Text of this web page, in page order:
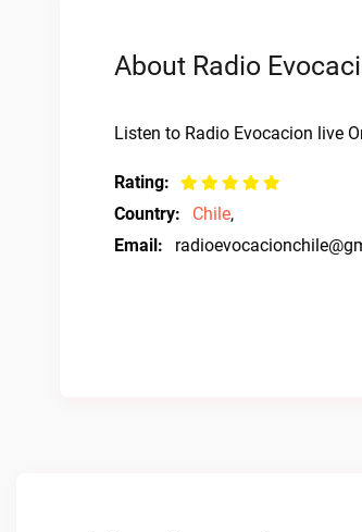
About Radio
Listen to Radio Evocacion live
Rating:
Country:
Chile,
Email: